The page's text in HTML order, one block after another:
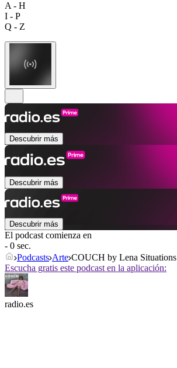
A - H
I - P
Q - Z
Descubrir más
Descubrir más
Descubrir más
El podcast comienza en
- 0 sec.
Podcasts Arte COUCH by Lena Situations
Escucha gratis este podcast en la aplicación:
radio.es